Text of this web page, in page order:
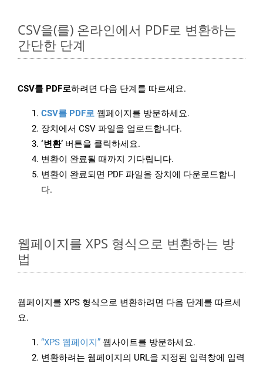
CSV을(를) 온라인에서 PDF로 변환하는
간단한 단계
CSV를 PDF로하려면 다음 단계를 따르세요.
CSV를 PDF로 웹페이지를 방문하세요.
장치에서 CSV 파일을 업로드합니다.
‘변환’ 버튼을 클릭하세요.
변환이 완료될 때까지 기다립니다.
변환이 완료되면 PDF 파일을 장치에 다운로드합니
다.
웹페이지를 XPS 형식으로 변환하는 방
법
웹페이지를 XPS 형식으로 변환하려면 다음 단계를 따르세
요.
“XPS 웹페이지” 웹사이트를 방문하세요.
변환하려는 웹페이지의 URL을 지정된 입력창에 입력